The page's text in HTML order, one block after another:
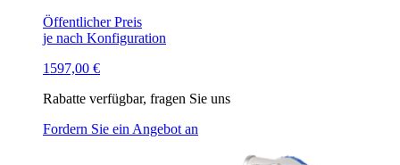
Öffentlicher Preis
je nach Konfiguration
1597,00 €
Rabatte verfügbar, fragen Sie uns
Fordern Sie ein Angebot an